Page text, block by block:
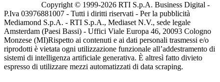
Copyright © 1999-2026 RTI S.p.A. Business Digital -
P.Iva 03976881007 - Tutti i diritti riservati - Per la pubblicità
Mediamond S.p.A. - RTI S.p.A., Mediaset N.V., sede legale
Amsterdam (Paesi Bassi) - Uffici Viale Europa 46, 20093 Cologno
Monzese (MI)Rispetto ai contenuti e ai dati personali trasmessi e/o
riprodotti è vietata ogni utilizzazione funzionale all’addestramento di
sistemi di intelligenza artificiale generativa. È altresì fatto divieto
espresso di utilizzare mezzi automatizzati di data scraping.